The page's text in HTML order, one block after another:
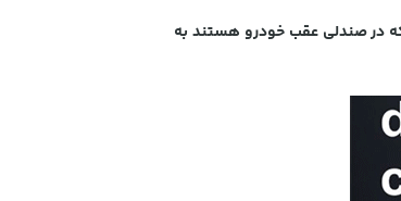
در صندلی عقب خودرو هستند به